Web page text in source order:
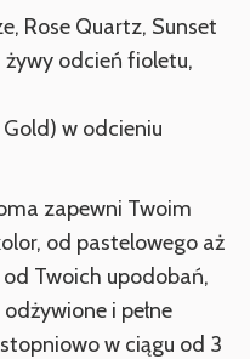
Rose Quartz, Sunset
żywy odcień fioletu,
Gold) w odcieniu
zapewni Twoim
od pastelowego aż
Twoich upodobań,
i pełne
w ciągu od 3